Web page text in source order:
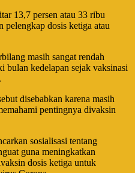
13,7 persen atau 33 ribu
pelengkap dosis ketiga atau
masih sangat rendah
bulan kedelapan sejak vaksinasi
disebabkan karena masih
pentingnya divaksin
sosialisasi tentang
guna meningkatkan
dosis ketiga untuk